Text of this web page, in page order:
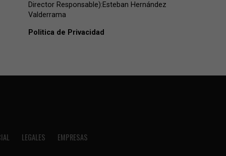
Director Responsable):Esteban Hernández
Valderrama
Politica de Privacidad
LEGALES EMPRESAS